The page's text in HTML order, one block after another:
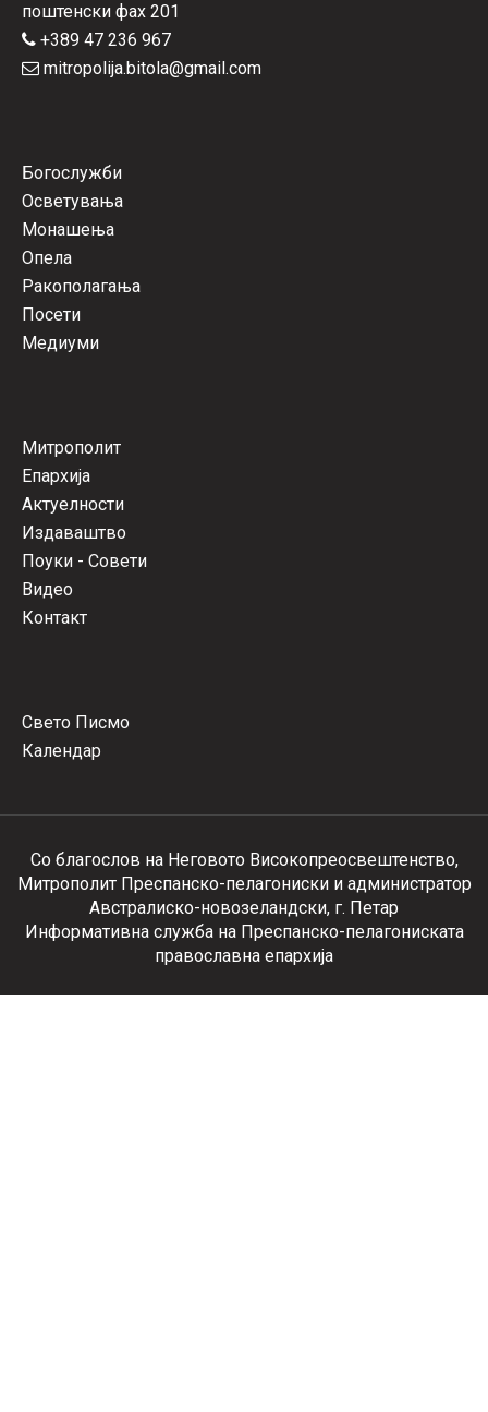
поштенски фах 201
+389 47 236 967
mitropolija.bitola@gmail.com
Богослужби
Осветувања
Монашења
Опела
Ракополагања
Посети
Медиуми
Митрополит
Епархија
Актуелности
Издаваштво
Поуки - Совети
Видео
Контакт
Свето Писмо
Календар
Со благослов на Неговото Високопреосвештенство,
Митрополит Преспанско-пелагониски и администратор
Австралиско-новозеландски, г. Петар
Информативна служба на Преспанско-пелагониската
православна епархија